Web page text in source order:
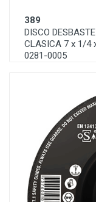
389
DISCO
CLASICA 7 x 1/4
0281-0005